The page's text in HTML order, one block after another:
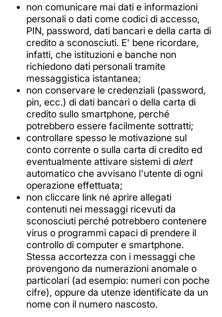
non comunicare mai dati e informazioni
personali o dati come codici di accesso,
PIN, password, dati bancari e della carta di
credito a sconosciuti. E' bene ricordare,
infatti, che istituzioni e banche non
richiedono dati personali tramite
messaggistica istantanea;
non conservare le credenziali (password,
pin, ecc.) di dati bancari o della carta di
credito sullo smartphone, perché
potrebbero essere facilmente sottratti;
controllare spesso le motivazione sul
conto corrente o sulla carta di credito ed
eventualmente attivare sistemi di alert
automatico che avvisano l'utente di ogni
operazione effettuata;
non cliccare link né aprire allegati
contenuti nei messaggi ricevuti da
sconosciuti perché potrebbero contenere
virus o programmi capaci di prendere il
controllo di computer e smartphone.
Stessa accortezza con i messaggi che
provengono da numerazioni anomale o
particolari (ad esempio: numeri con poche
cifre), oppure da utenze identificate da un
nome con il numero nascosto.